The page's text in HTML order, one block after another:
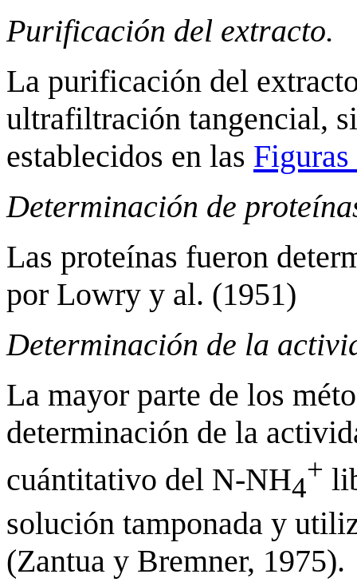
Purificación del extracto.
La purificación del
ultrafiltración tangencial,
establecidos en las Figuras
Determinación de
Las proteínas fueron
por Lowry y al. (1951)
Determinación de la
La mayor parte de los
determinación de la
cuántitativo del N-NH4
+
solución tamponada y
(Zantua y Bremner, 1975).